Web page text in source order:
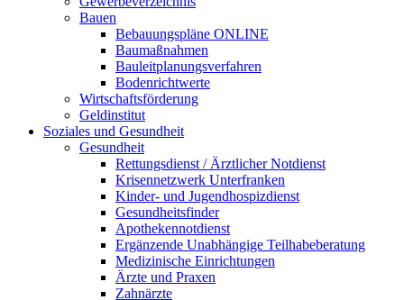
Bauen
Bebauungspläne ONLINE
Baumaßnahmen
Bauleitplanungsverfahren
Bodenrichtwerte
Wirtschaftsförderung
Geldinstitut
Soziales und Gesundheit
Gesundheit
Rettungsdienst / Ärztlicher Notdienst
Krisennetzwerk Unterfranken
Kinder- und Jugendhospizdienst
Gesundheitsfinder
Apothekennotdienst
Ergänzende Unabhängige Teilhabeberatung
Medizinische Einrichtungen
Ärzte und Praxen
Zahnärzte